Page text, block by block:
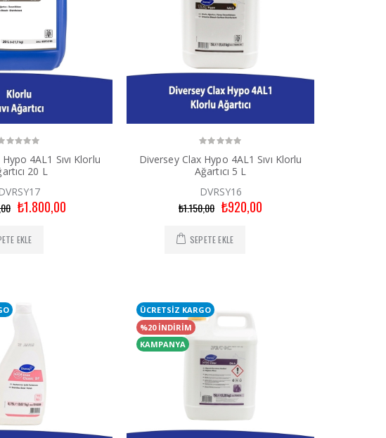
4AL1 Sıvı Klorlu
20 L
DVRSY17
₺1.800,00
EKLE
Diversey Clax Hypo 4AL1 Sıvı Klorlu
Ağartıcı 5 L
DVRSY16
₺1.150,00 ₺920,00
SEPETE EKLE
ÜCRETSİZ KARGO
%20 İNDİRİM
KAMPANYA